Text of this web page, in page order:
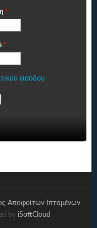
*
*
εισόδου
Αποφοίτων Ιπταμένων
by iSoftCloud